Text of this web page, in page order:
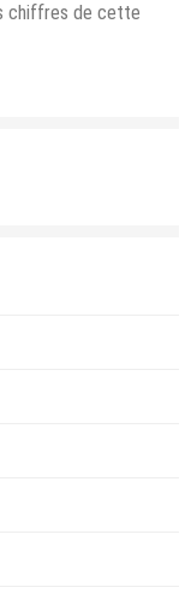
chiffres de cette